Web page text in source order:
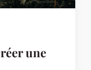
une